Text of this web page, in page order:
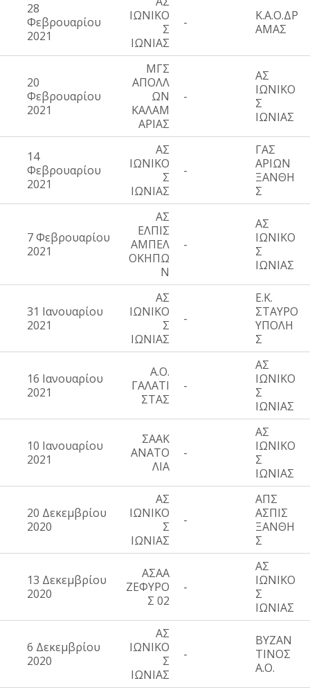
28
Φεβρουαρίου
2021
ΙΩΝΙΚΟ
Σ
ΙΩΝΙΑΣ
-
Κ.Α.Ο.ΔΡ
ΑΜΑΣ
20
Φεβρουαρίου
2021
ΜΓΣ
ΑΠΟΛΛ
ΩΝ
ΚΑΛΑΜ
ΑΡΙΑΣ
-
ΑΣ
ΙΩΝΙΚΟ
Σ
ΙΩΝΙΑΣ
14
Φεβρουαρίου
2021
ΑΣ
ΙΩΝΙΚΟ
Σ
ΙΩΝΙΑΣ
-
ΓΑΣ
ΑΡΙΩΝ
ΞΑΝΘΗ
Σ
7 Φεβρουαρίου
2021
ΑΣ
ΕΛΠΙΣ
ΑΜΠΕΛ
ΟΚΗΠΩ
Ν
-
ΑΣ
ΙΩΝΙΚΟ
Σ
ΙΩΝΙΑΣ
31 Ιανουαρίου
2021
ΑΣ
ΙΩΝΙΚΟ
Σ
ΙΩΝΙΑΣ
-
Ε.Κ.
ΣΤΑΥΡΟ
ΥΠΟΛΗ
Σ
16 Ιανουαρίου
2021
Α.Ο.
ΓΑΛΑΤΙ
ΣΤΑΣ
-
ΑΣ
ΙΩΝΙΚΟ
Σ
ΙΩΝΙΑΣ
10 Ιανουαρίου
2021
ΣΑΑΚ
ΑΝΑΤΟ
ΛΙΑ
-
ΑΣ
ΙΩΝΙΚΟ
Σ
ΙΩΝΙΑΣ
20 Δεκεμβρίου
2020
ΑΣ
ΙΩΝΙΚΟ
Σ
ΙΩΝΙΑΣ
-
ΑΠΣ
ΑΣΠΙΣ
ΞΑΝΘΗ
Σ
13 Δεκεμβρίου
2020
ΑΣΑΑ
ΖΕΦΥΡΟ
Σ 02
-
ΑΣ
ΙΩΝΙΚΟ
Σ
ΙΩΝΙΑΣ
6 Δεκεμβρίου
2020
ΑΣ
ΙΩΝΙΚΟ
Σ
ΙΩΝΙΑΣ
-
ΒΥΖΑΝ
ΤΙΝΟΣ
Α.Ο.